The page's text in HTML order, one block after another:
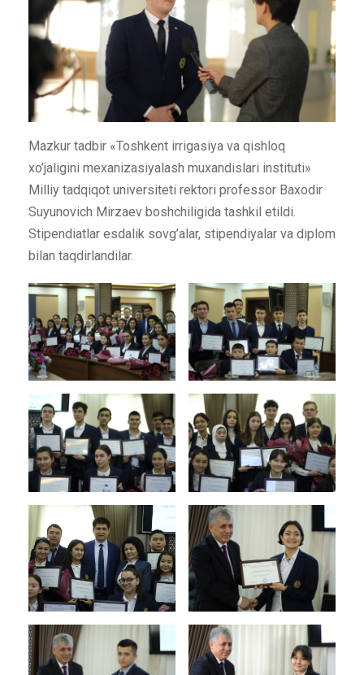
Mazkur tadbir «Toshkent irrigasiya va qishloq
xo’jaligini mexanizasiyalash muxandislari instituti»
Milliy tadqiqot universiteti rektori professor Baxodir
Suyunovich Mirzaev boshchiligida tashkil etildi.
Stipendiatlar esdalik sovg’alar, stipendiyalar va diplom
bilan taqdirlandilar.